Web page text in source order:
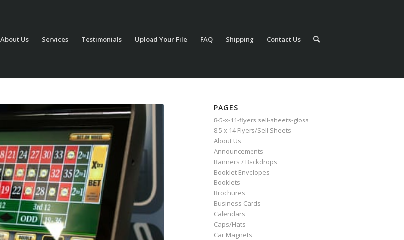
About Us Services Testimonials Upload Your File FAQ Shipping Contact Us
PAGES
8-5-x-11-flyers sell-sheets-gloss
8.5 x 14 Flyers/Sell Sheets
About Us
Announcements
Banners / Backdrops
Booklet Envelopes
Booklets
Brochures
Business Cards
Calendars
Caps/Hats
Car Magnets